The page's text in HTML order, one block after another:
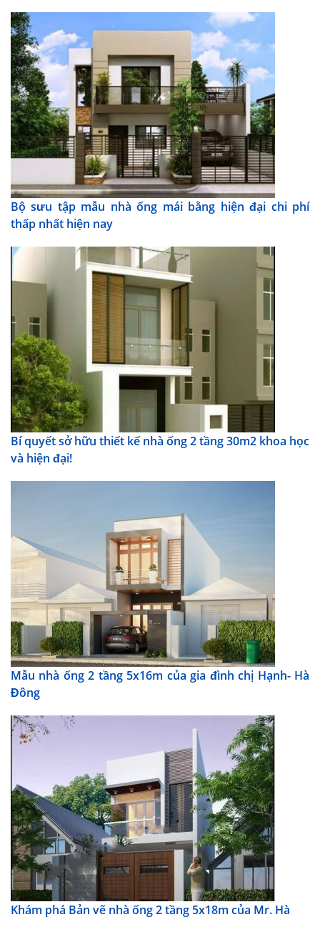
Bộ sưu tập mẫu nhà ống mái bằng hiện đại chi phí
thấp nhất hiện nay
Bí quyết sở hữu thiết kế nhà ống 2 tầng 30m2 khoa học
và hiện đại!
Mẫu nhà ống 2 tầng 5x16m của gia đình chị Hạnh- Hà
Đông
Khám phá Bản vẽ nhà ống 2 tầng 5x18m của Mr. Hà